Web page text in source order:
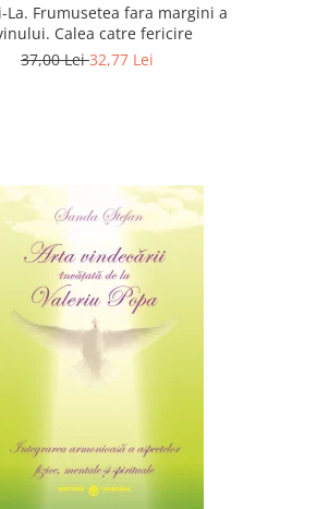
La. Frumusetea fara margini a
Calea catre fericire
37,00 Lei32,77 Lei